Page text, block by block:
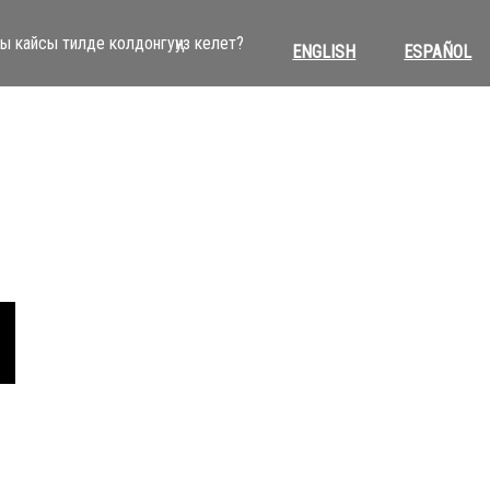
кайсы тилде колдонгуңуз келет? ENGLISH ESPAÑOL